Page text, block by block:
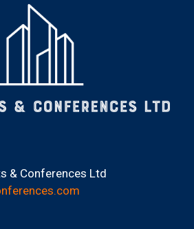
& Conferences Ltd